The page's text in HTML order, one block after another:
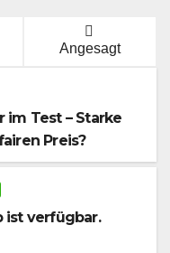
Angesagt
im Test – Starke
Preis?
ist verfügbar.